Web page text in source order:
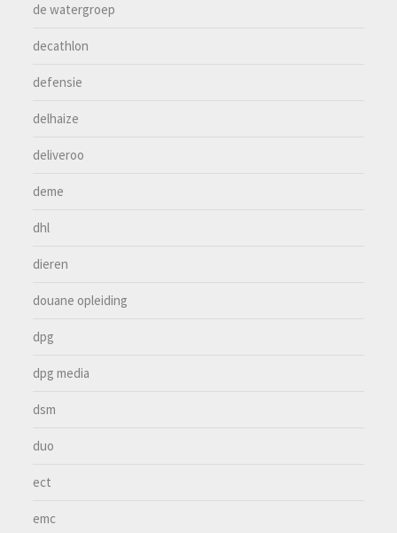
de watergroep
decathlon
defensie
delhaize
deliveroo
deme
dhl
dieren
douane opleiding
dpg
dpg media
dsm
duo
ect
emc